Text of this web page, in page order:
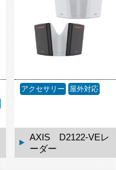
アクセサリー 屋外対応
AXIS D2122-VEレ
ーダー